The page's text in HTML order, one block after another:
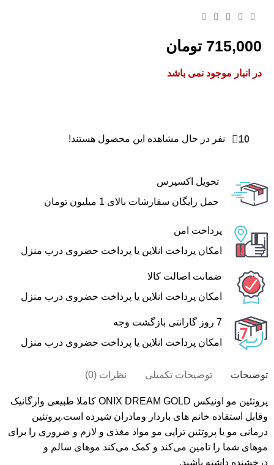
715,000 تومان
در انبار موجود نمی باشد
10 نفر در حال مشاهده این محصول هستند!
تحویل اکسپرس
حمل رایگان سفارشات بالای 1 میلیون تومان
پرداخت امن
امکان پرداخت انلاین یا پرداخت حضروی درب منزل
ضمانت اصالت کالا
امکان پرداخت انلاین یا پرداخت حضروی درب منزل
7 روز گارانتی بازگشت وجه
امکان پرداخت انلاین یا پرداخت حضروی درب منزل
توضیحات توضیحات تکمیلی نظرات (0)
پروتئین مو اونیکس ONIX DREAM GOLD کاملا طبیعی وارگانیک
وقابل استفاده خانم های باردار ومادران شیرده است.پروتئین
درمانی مو یا پروتئین تراپی مو مواد مغذی و لازم و ضروری را برای
موهای‌ شما را تامین می‌کند و کمک می‌کند موهای سالم و
درخشنده داشته باشید.